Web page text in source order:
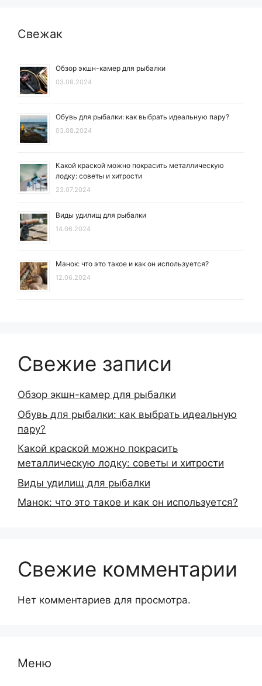
Свежак
Обзор экшн-камер для рыбалки
03.08.2024
Обувь для рыбалки: как выбрать идеальную пару?
03.08.2024
Какой краской можно покрасить металлическую
лодку: советы и хитрости
23.07.2024
Виды удилищ для рыбалки
14.06.2024
Манок: что это такое и как он используется?
12.06.2024
Свежие записи
Обзор экшн-камер для рыбалки
Обувь для рыбалки: как выбрать идеальную
пару?
Какой краской можно покрасить
металлическую лодку: советы и хитрости
Виды удилищ для рыбалки
Манок: что это такое и как он используется?
Свежие комментарии
Нет комментариев для просмотра.
Меню